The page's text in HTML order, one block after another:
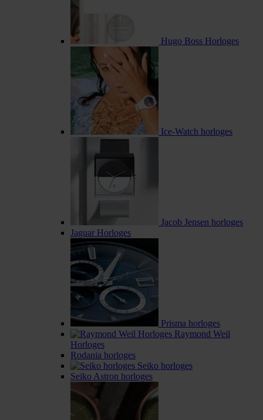
Hugo Boss Horloges
Ice-Watch horloges
Jacob Jensen horloges
Jaguar Horloges
Prisma horloges
Raymond Weil
Horloges
Rodania horloges
Seiko horloges
Seiko Astron horloges